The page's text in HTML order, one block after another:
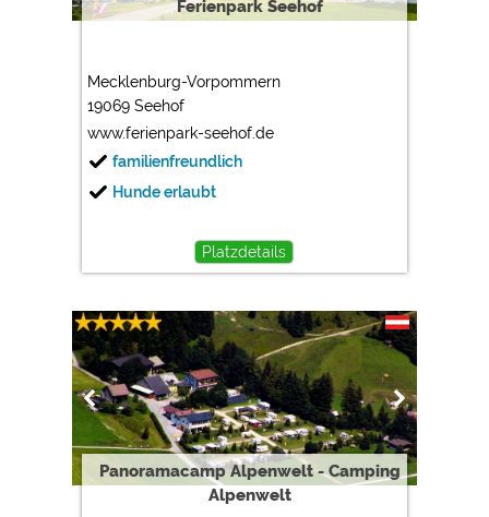
Ferienpark Seehof
Mecklenburg-Vorpommern
19069 Seehof
www.ferienpark-seehof.de
familienfreundlich
Hunde erlaubt
Platzdetails
Panoramacamp Alpenwelt - Camping
Alpenwelt